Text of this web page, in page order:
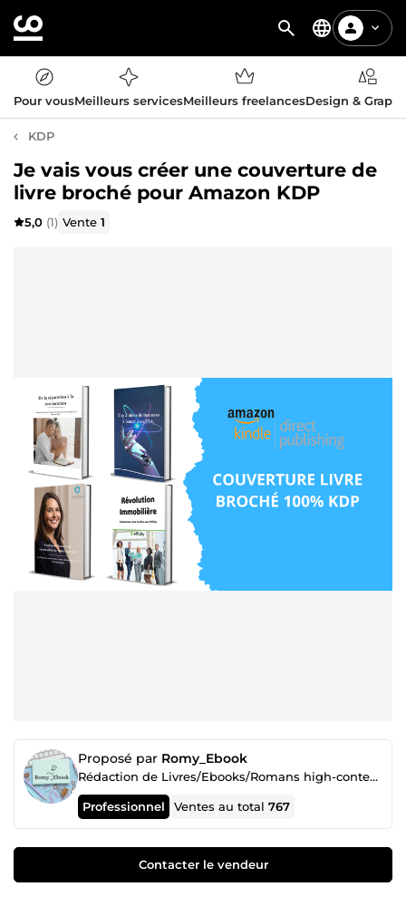
Pour vousMeilleurs servicesMeilleurs freelancesDesign &
KDP
Je vais vous créer une couverture de
livre broché pour Amazon KDP
5,0 (1) Vente1
Proposé par Romy_Ebook
Rédaction de Livres/Ebooks/Romans high-content 🏆 Top n°1
Professionnel Ventes au total767
Contacter le vendeur